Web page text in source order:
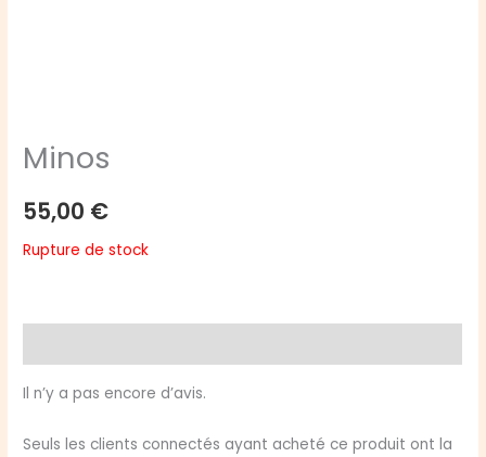
Minos
55,00 €
Rupture de stock
Il n’y a pas encore d’avis.
Seuls les clients connectés ayant acheté ce produit ont la